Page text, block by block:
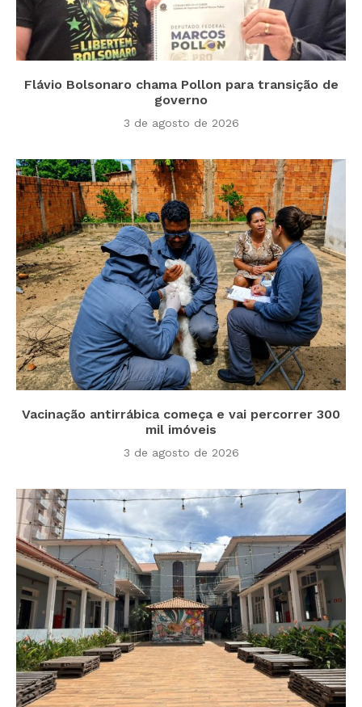
Flávio Bolsonaro chama Pollon para transição de
governo
3 de agosto de 2026
Vacinação antirrábica começa e vai percorrer 300
mil imóveis
3 de agosto de 2026